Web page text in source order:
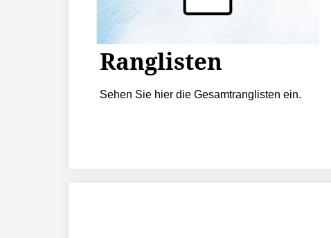
Ranglisten
Sehen Sie hier die Gesamtranglisten ein.